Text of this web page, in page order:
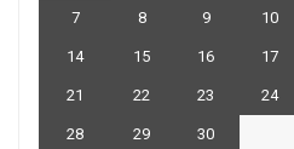
7 8 9 10
14 15 16 17
21 22 23 24
28 29
30